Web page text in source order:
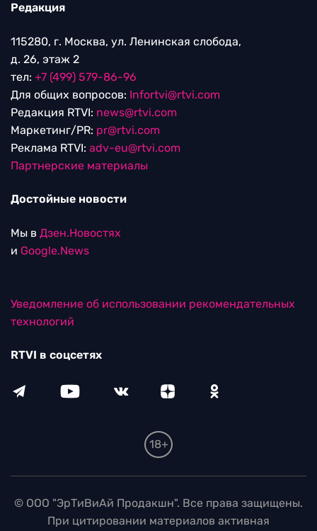
Редакция
115280, г. Москва, ул. Ленинская слобода,
д. 26, этаж 2
тел: +7 (499) 579-86-96
Для общих вопросов: Infortvi@rtvi.com
Редакция RTVI: news@rtvi.com
Маркетинг/PR: pr@rtvi.com
Реклама RTVI: adv-eu@rtvi.com
Партнерские материалы
Достойные новости
Мы в Дзен.Новостях
и Google.News
Уведомление об использовании рекомендательных
технологий
RTVI в соцсетях
18+
© ООО "ЭрТиВиАй Продакшн". Все права защищены.
При цитировании материалов активная